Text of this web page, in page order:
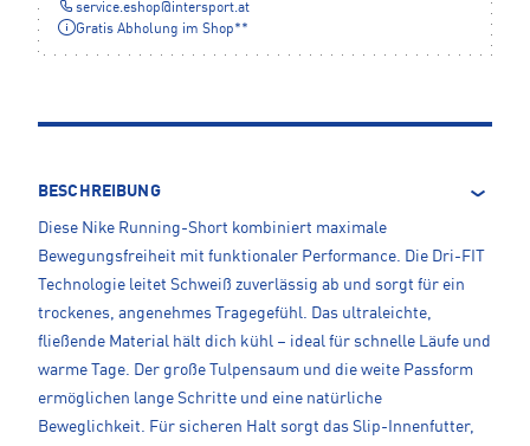
service.eshop@ intersport.at
Gratis Abholung im Shop**
BESCHREIBUNG
Diese Nike Running-Short kombiniert maximale
Bewegungsfreiheit mit funktionaler Performance. Die Dri-FIT
Technologie leitet Schweiß zuverlässig ab und sorgt für ein
trockenes, angenehmes Tragegefühl. Das ultraleichte,
fließende Material hält dich kühl – ideal für schnelle Läufe und
warme Tage. Der große Tulpensaum und die weite Passform
ermöglichen lange Schritte und eine natürliche
Beweglichkeit. Für sicheren Halt sorgt das Slip-Innenfutter,